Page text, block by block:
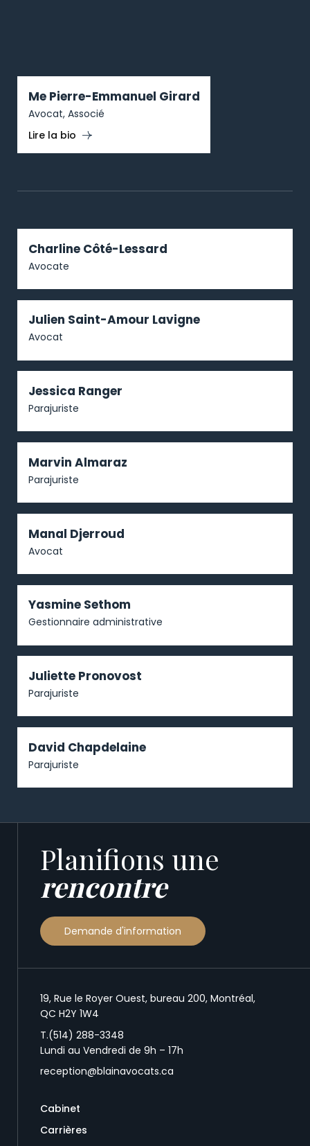
Me Pierre-Emmanuel Girard
Avocat, Associé
Lire la bio
Charline Côté-Lessard
Avocate
Julien Saint-Amour Lavigne
Avocat
Jessica Ranger
Parajuriste
Marvin Almaraz
Parajuriste
Manal Djerroud
Avocat
Yasmine Sethom
Gestionnaire administrative
Juliette Pronovost
Parajuriste
David Chapdelaine
Parajuriste
Planifions une
rencontre
Demande d'information
19, Rue le Royer Ouest, bureau 200, Montréal,
QC H2Y 1W4
T.(514) 288-3348
Lundi au Vendredi de 9h – 17h
reception@blainavocats.ca
Cabinet
Carrières